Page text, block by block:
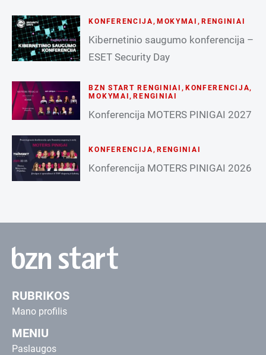
KONFERENCIJA , MOKYMAI , RENGINIAI
Kibernetinio saugumo konferencija –
ESET Security Day
BZN START RENGINIAI , KONFERENCIJA,
MOKYMAI ,RENGINIAI
Konferencija MOTERS PINIGAI 2027
KONFERENCIJA , RENGINIAI
Konferencija MOTERS PINIGAI 2026
RUBRIKOS
Mano profilis
MENIU
Paslaugos